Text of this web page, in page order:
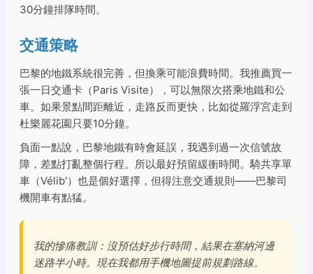
30分鐘排隊時間。
交通策略
巴黎的地鐵系統很完善，但換乘可能浪費時間。我推薦買一
張一日交通卡（Paris Visite），可以無限次搭乘地鐵和公
車。如果景點間距離近，走路反而更快，比如從羅浮宮走到
杜樂麗花園只要10分鐘。
負面一點說，巴黎地鐵有時會延誤，我遇到過一次信號故
障，差點打亂整個行程。所以最好預留緩衝時間。騎共享單
車（Vélib'）也是個好選擇，但得注意交通規則——巴黎司
機開車有點猛。
我的慘痛教訓：沒預估好步行時間，結果在塞納河邊
迷路半小時。現在我都用手機地圖提前規劃路線。